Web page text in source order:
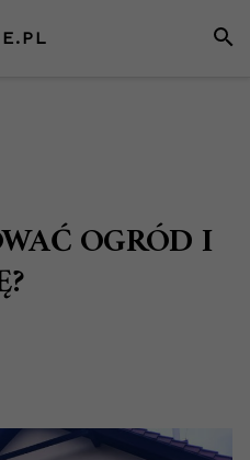
OGRÓD I